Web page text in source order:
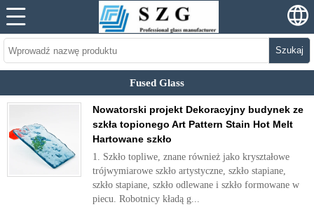
Szukaj
Fused Glass
Nowatorski projekt Dekoracyjny budynek ze
szkła topionego Art Pattern Stain Hot Melt
Hartowane szkło
1. Szkło topliwe, znane również jako kryształowe
trójwymiarowe szkło artystyczne, szkło stapiane,
szkło stapiane, szkło odlewane i szkło formowane w
piecu. Robotnicy kładą g...